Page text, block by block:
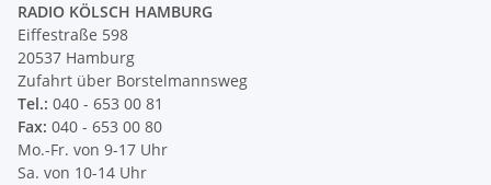
RADIO KÖLSCH HAMBURG
Eiffestraße 598
20537 Hamburg
Zufahrt über Borstelmannsweg
Tel.: 040 - 653 00 81
Fax: 040 - 653 00 80
Mo.-Fr. von 9-17 Uhr
Sa. von 10-14 Uhr